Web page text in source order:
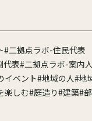
#二拠点ラボ-住民代表
代表#二拠点ラボ-案内
イベント#地域の人#地
楽しむ#庭造り#建築#